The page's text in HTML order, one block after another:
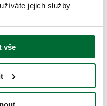
jejich služby.
vše